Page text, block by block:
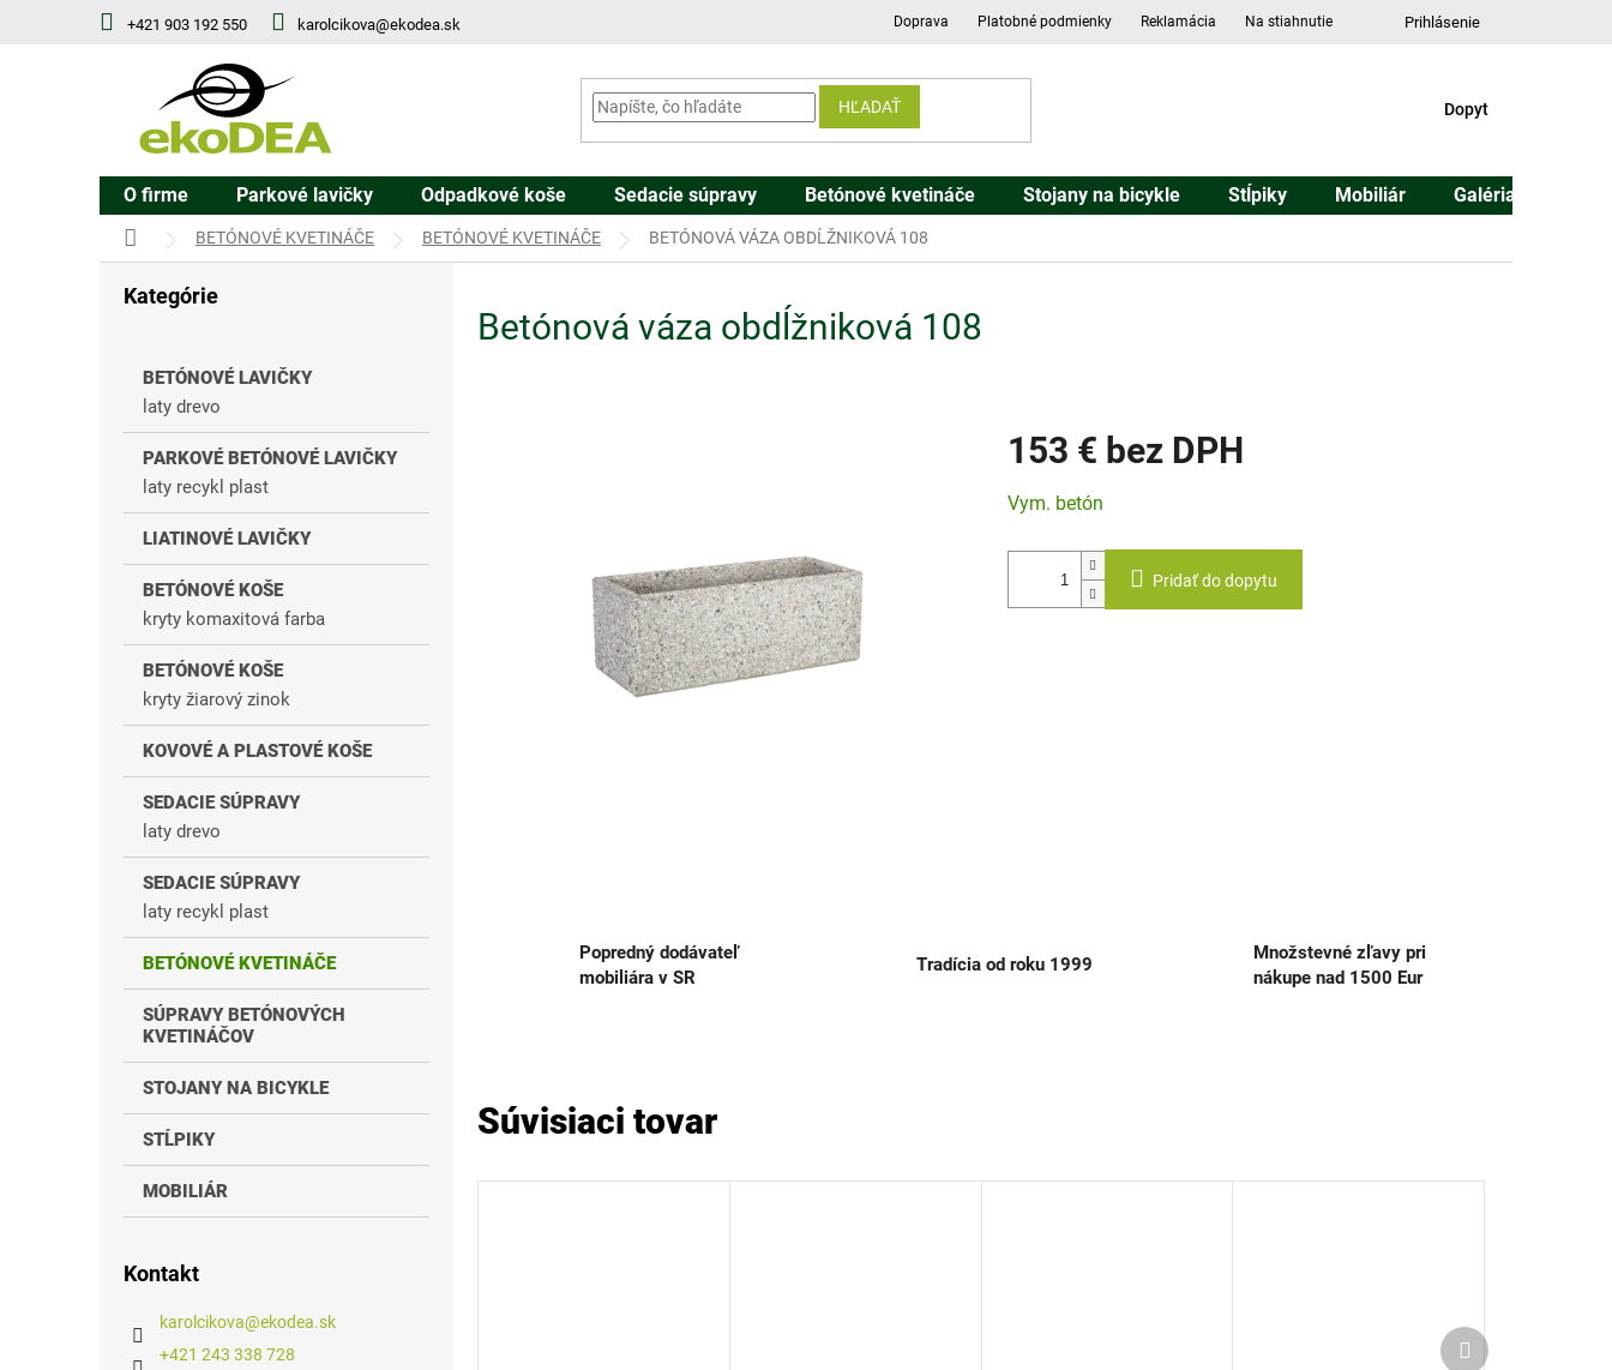
+421 903 192 550 karolcikova@ekodea.sk Doprava Platobné podmienky Reklamácia Na stiahnutie Prihlásenie
HĽADAŤ DOPYT
Dopyt
O firme Parkové lavičky Odpadkové koše Sedacie súpravy Betónové kvetináče Stojany na bicykle Stĺpiky Mobiliár Galéria
DOMOVBETÓNOVÉ KVETINÁČE BETÓNOVÉ KVETINÁČE BETÓNOVÁ VÁZA OBDĹŽNIKOVÁ 108
Preskočiť
Kategórie
BETÓNOVÉ LAVIČKY
laty drevo
PARKOVÉ BETÓNOVÉ LAVIČKY
laty recykl plast
LIATINOVÉ LAVIČKY
BETÓNOVÉ KOŠE
kryty komaxitová farba
BETÓNOVÉ KOŠE
kryty žiarový zinok
KOVOVÉ A PLASTOVÉ KOŠE
SEDACIE SÚPRAVY
laty drevo
SEDACIE SÚPRAVY
laty recykl plast
BETÓNOVÉ KVETINÁČE
SÚPRAVY BETÓNOVÝCH
KVETINÁČOV
STOJANY NA BICYKLE
STĹPIKY
MOBILIÁR
Kontakt
karolcikova@ekodea.sk
+421 243 338 728
Betónová váza obdĺžniková 108
153 €
cena:
Vym. betón
Pridať do dopytu
Popredný dodávateľ
mobiliára v SR
Tradícia od roku 1999
Množstevné zľavy pri
nákupe nad 1500 Eur
Súvisiaci tovar
Ďalší
produkt